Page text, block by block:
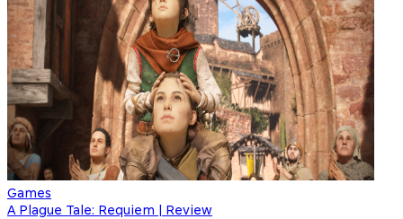
Games
A Plague Tale: Requiem | Review